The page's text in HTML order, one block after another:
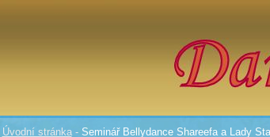
Úvodní stránka - Seminář Bellydance Shareefa a Lady